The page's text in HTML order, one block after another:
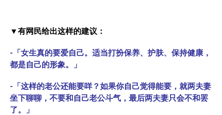
▼有网民给出这样的建议：
-「女生真的要爱自己。适当打扮保养、护肤、保持健康，
都是自己的形象。」
-「这样的老公还能要咩？如果你自己觉得能要，就两夫妻
坐下聊聊，不要和自己老公斗气，最后两夫妻只会不和罢
了。」